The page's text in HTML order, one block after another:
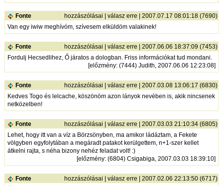
Fonte hozzászólásai |válasz erre | 2007.07.17 08:01:18 (7690)
Van egy iwiw meghívóm, szívesem elküldöm valakinek!
Fonte hozzászólásai |válasz erre | 2007.06.06 18:37:09 (7453)
Fordulj Hecsedlihez, Ő járatos a dologban. Friss információkat tud mondani.
[előzmény: (7444) Judith, 2007.06.06 12:23:08]
Fonte hozzászólásai |válasz erre | 2007.03.08 13:06:17 (6830)
Kedves Togo és lelcache, köszönöm azon lányok nevében is, akik nincsenek
netközelben!
Fonte hozzászólásai |válasz erre | 2007.03.03 21:10:34 (6805)
Lehet, hogy itt van a víz a Börzsönyben, ma amikor ládáztam, a Fekete
völgyben egyfolytában a megáradt patakot kerülgettem, n+1-szer kellet
átkelni rajta, s néha bizony nehéz feladat volt! :)
[előzmény: (6804) Csigabiga, 2007.03.03 18:39:10]
Fonte hozzászólásai |válasz erre | 2007.02.06 22:13:50 (6717)